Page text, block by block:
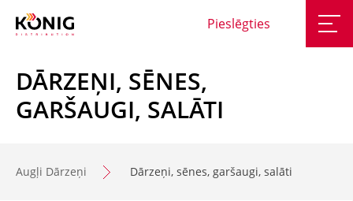
Pieslēgties
DĀRZEŅI, SĒNES,
GARŠAUGI, SALĀTI
Augļi Dārzeņi Dārzeņi, sēnes, garšaugi, salāti